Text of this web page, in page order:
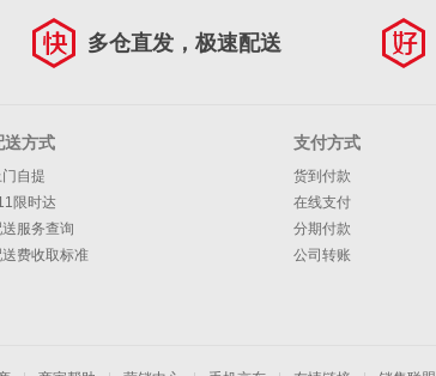
多仓直发，极速配送
送方式
自提
限时达
送服务查询
送费收取标准
支付方式
货到付款
在线支付
分期付款
公司转账